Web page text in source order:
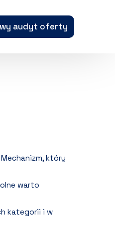
audyt oferty
który
warto
kategorii i w